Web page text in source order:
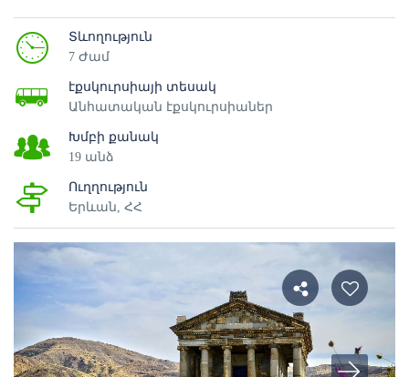
Տևողություն
7 Ժամ
էքսկուրսիայի տեսակ
Անհատական էքսկուրսիաներ
Խմբի քանակ
19 անձ
Ուղղություն
Երևան, ՀՀ